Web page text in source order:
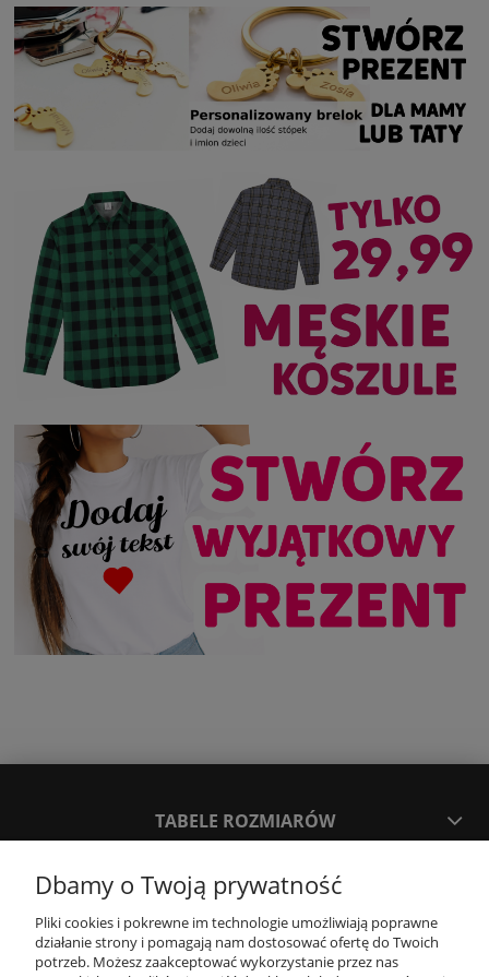
TABELE ROZMIARÓW
SPOSOBY PŁATNOŚCI ORAZ CZAS I KOSZTY DOSTAWY
Dbamy o Twoją prywatność
Pliki cookies i pokrewne im technologie umożliwiają poprawne
działanie strony i pomagają nam dostosować ofertę do Twoich
potrzeb. Możesz zaakceptować wykorzystanie przez nas